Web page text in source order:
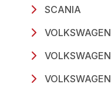
SCANIA
VOLKSWAGEN
VOLKSWAGEN
VOLKSWAGEN